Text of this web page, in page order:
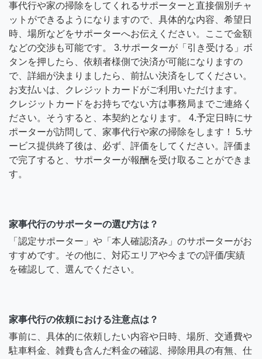
事代行や家の掃除をしてくれるサポーターと直接個別チャ
ットができるようになりますので、具体的な内容、希望日
時、場所などをサポーターへお伝えください。ここで金額
などの交渉も可能です。 3.サポーターが「引き受ける」ボ
タンを押したら、依頼者様側で決済が可能になりますの
で、詳細が決まりましたら、前払い決済をしてください。
お支払いは、クレジットカードがご利用いただけます。
クレジットカードをお持ちでない方は事務局までご連絡く
ださい。そうすると、本契約となります。 4.予定日時にサ
ポーターが訪問して、家事代行や家の掃除をします！ 5.サ
ービス提供終了後は、必ず、評価をしてください。評価ま
で完了すると、サポーターが報酬を受け取ることができま
す。
家事代行のサポーターの選び方は？
「認定サポーター」や「本人確認済み」のサポーターがお
すすめです。その他に、対応エリアや今までの評価/実績
を確認して、選んでください。
家事代行の依頼における注意点は？
事前に、具体的に依頼したい内容や日時、場所、交通費や
駐車料金、雑費も含んだ料金の確認、掃除用具の有無、仕